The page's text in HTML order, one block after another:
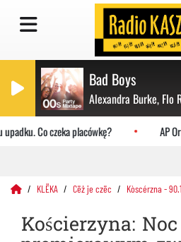
Bad Boys
Alexandra Burke, Flo
Co czeka placówkę? AP
KLËKA Cëż je czëc Kòscérzna -
Kościerzyna: